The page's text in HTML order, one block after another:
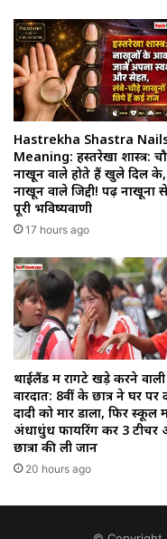
Hastrekha Shastra
Meaning: हस्तरेखा शास्त्र:
नाखून वाले होते हैं खुले दिल
नाखून वाले जिद्दी! पढ़ें नाखूनों
पूरी भविष्यवाणी
17 hours ago
थाईलैंड में रोंगटे खड़े करने वाली
वारदात: 8वीं के छात्र ने घर पर
दादी को मार डाला, फिर स्कूल
अंधाधुंध फायरिंग कर 3 टीचर
छात्रों की ली जान
20 hours ago